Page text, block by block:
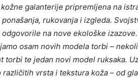
galanterije pripremljena na
rukovanja i izgleda.
na nove ekološke izazove.
osam novih modela torbi –
torbi te jedan novi model ruksaka.
vrsta i tekstura koža – od